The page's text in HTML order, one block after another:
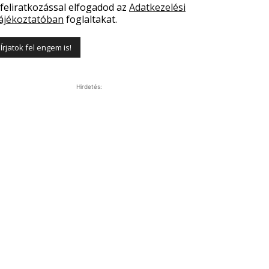
elfogadod az Adatkezelési
foglaltakat.
Hirdetés: